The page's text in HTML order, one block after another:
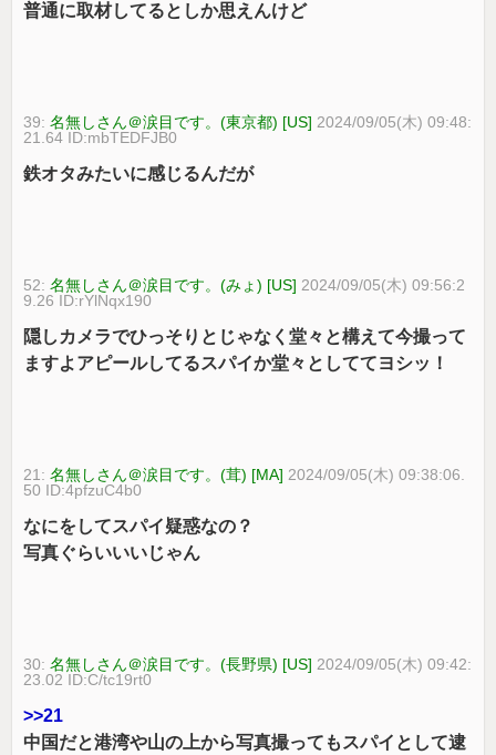
普通に取材してるとしか思えんけど
39:名無しさん＠涙目です。(東京都) [US] 2024/09/05(木) 09:48:
21.64 ID:mbTEDFJB0
鉄オタみたいに感じるんだが
52:名無しさん＠涙目です。(みょ) [US] 2024/09/05(木) 09:56:2
9.26 ID:rYlNqx190
隠しカメラでひっそりとじゃなく堂々と構えて今撮って
ますよアピールしてるスパイか堂々としててヨシッ！
21:名無しさん＠涙目です。(茸) [MA] 2024/09/05(木) 09:38:06.
50 ID:4pfzuC4b0
なにをしてスパイ疑惑なの？
写真ぐらいいいじゃん
30:名無しさん＠涙目です。(長野県) [US] 2024/09/05(木) 09:42:
23.02 ID:C/tc19rt0
>>21
中国だと港湾や山の上から写真撮ってもスパイとして逮